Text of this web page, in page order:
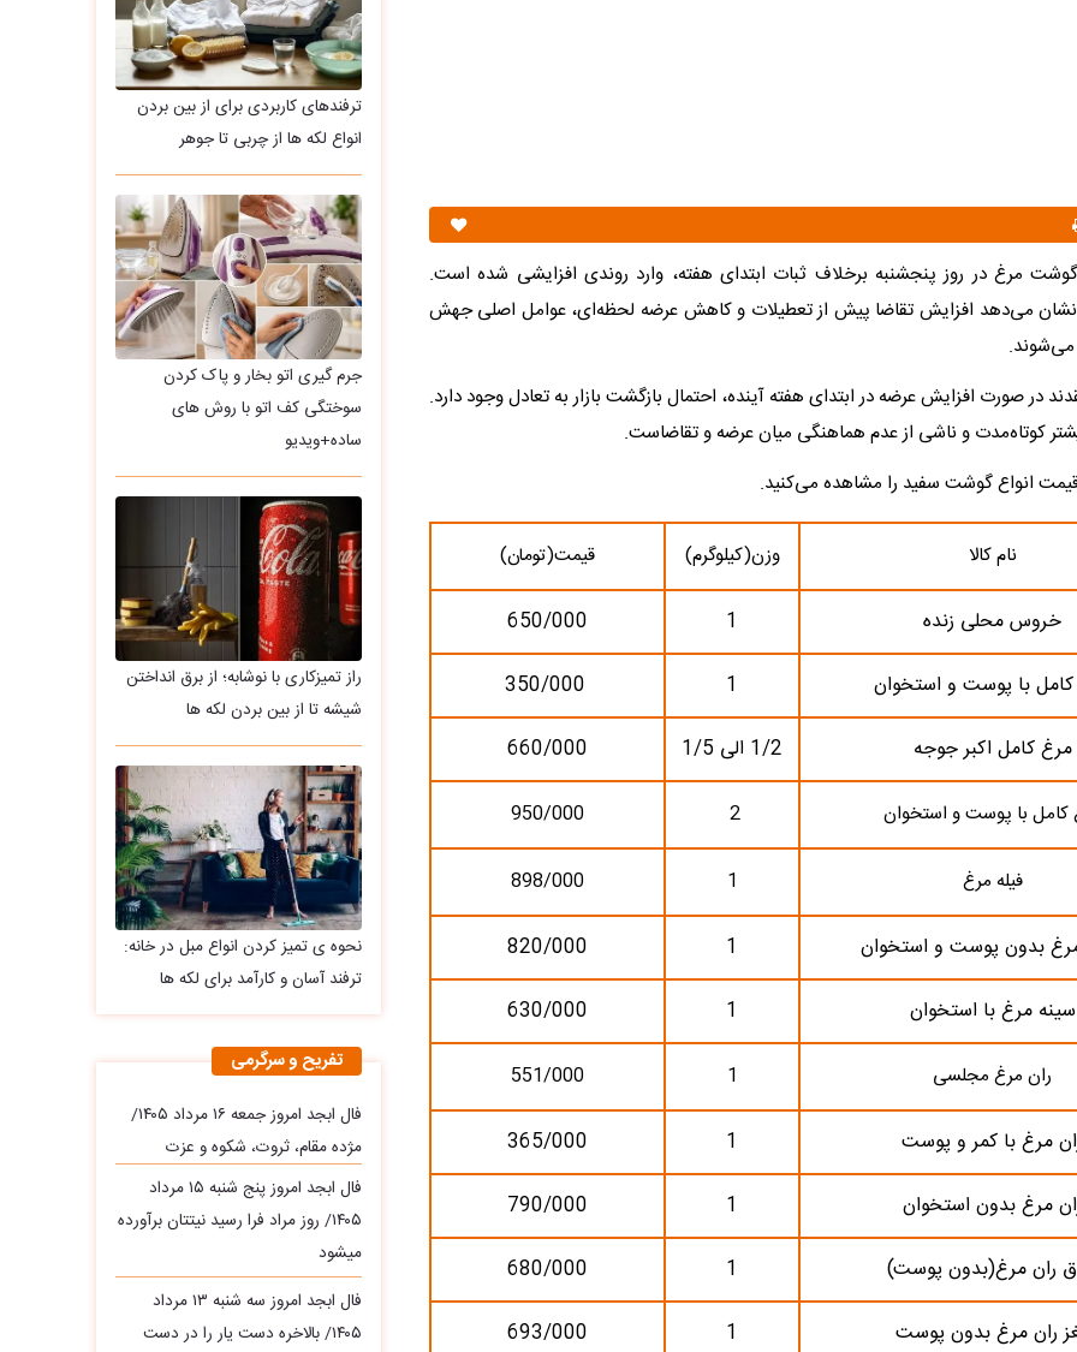
گوشت مرغ در روز پنجشنبه برخلاف ثبات ابتدای هفته، وارد روندی افزایشی شده است.
می‌دهد افزایش تقاضا پیش از تعطیلات و کاهش عرضه لحظه‌ای، عوامل اصلی جهش
در صورت افزایش عرضه در ابتدای هفته آینده، احتمال بازگشت بازار به تعادل وجود دارد.
کوتاه‌مدت و ناشی از عدم هماهنگی میان عرضه و تقاضاست.
انواع گوشت سفید را مشاهده می‌کنید.
نام کالا وزن(کیلوگرم) قیمت(تومان)
خروس محلی زنده 1
650/000
با پوست و استخوان
1
مرغ کامل اکبر جوجه
1/2 الی 1/5 660/000
کامل با پوست و استخوان 2
950/000
فیله مرغ 1
898/000
بدون پوست و استخوان 1
820/000
سینه مرغ با استخوان
1
630/000
ران مرغ مجلسی 1
551/000
مرغ با کمر و پوست 1
365/000
مرغ بدون استخوان
1
790/000
ران مرغ(بدون پوست)
1
680/000
ران مرغ بدون پوست
1
693/000
ترفندهای کاربردی برای از بین بردن
انواع لکه ها از چربی تا جوهر
جرم گیری اتو بخار و پاک کردن
سوختگی کف اتو با روش های
ساده+ویدیو
راز تمیزکاری با نوشابه؛ از برق انداختن
شیشه تا از بین بردن لکه ها
نحوه ی تمیز کردن انواع مبل در خانه:
ترفند آسان و کارآمد برای لکه ها
تفریح و سرگرمی
فال ابجد امروز جمعه ۱۶ مرداد ۱۴۰۵/
مژده مقام، ثروت، شکوه و عزت
فال ابجد امروز پنج شنبه ۱۵ مرداد
۱۴۰۵/ روز مراد فرا رسید نیتتان برآورده
میشود
فال ابجد امروز سه‌ شنبه ۱۳ مرداد
۱۴۰۵/ بالاخره دست یار را در دست